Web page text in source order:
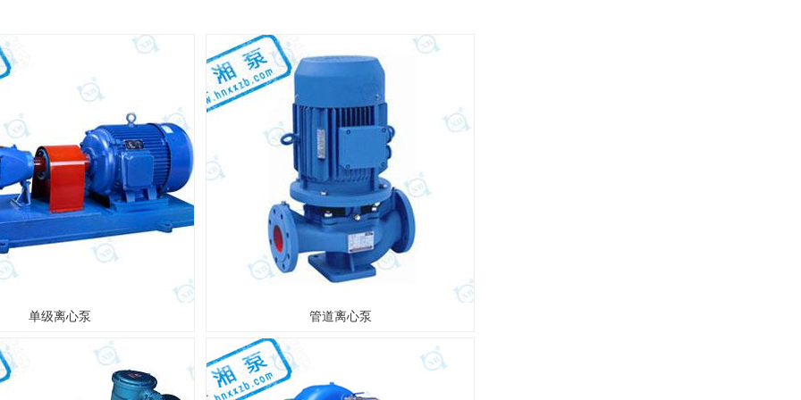
单级离心泵 管道离心泵